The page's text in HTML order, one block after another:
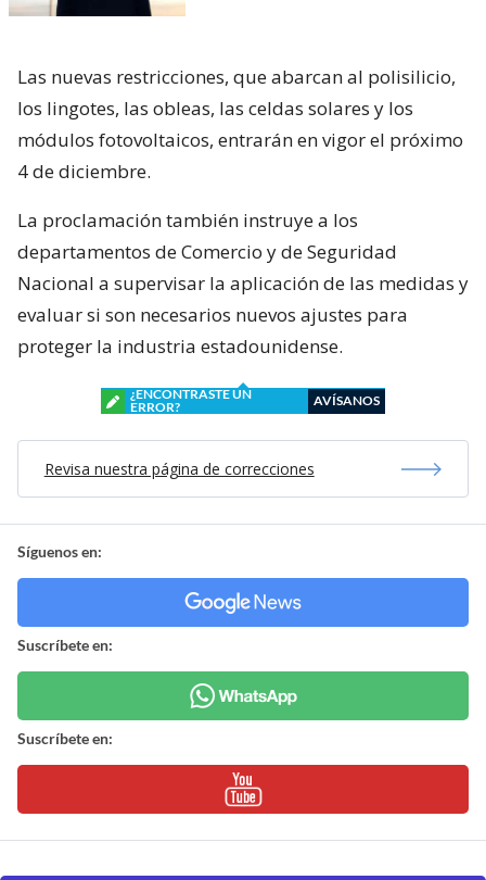
Las nuevas restricciones, que abarcan al polisilicio,
los lingotes, las obleas, las celdas solares y los
módulos fotovoltaicos, entrarán en vigor el próximo
4 de diciembre.
La proclamación también instruye a los
departamentos de Comercio y de Seguridad
Nacional a supervisar la aplicación de las medidas y
evaluar si son necesarios nuevos ajustes para
proteger la industria estadounidense.
¿ENCONTRASTE UN
ERROR?
AVÍSANOS
Revisa nuestra página de correcciones
Síguenos en:
Suscríbete en:
Suscríbete en: